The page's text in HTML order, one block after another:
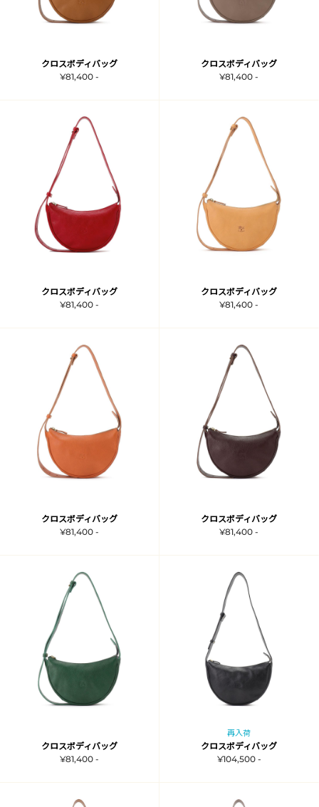
クロスボディバッグ
¥81,400 -
クロスボディバッグ
¥81,400 -
クロスボディバッグ
¥81,400 -
クロスボディバッグ
¥81,400 -
クロスボディバッグ
¥81,400 -
クロスボディバッグ
¥81,400 -
クロスボディバッグ
¥81,400 -
再入荷
クロスボディバッグ
¥104,500 -